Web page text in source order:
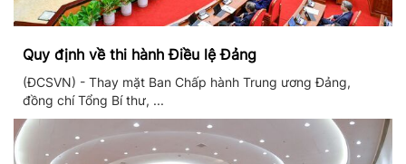
Quy định về thi hành Điều lệ Đảng
(ĐCSVN) - Thay mặt Ban Chấp hành Trung ương Đảng,
đồng chí Tổng Bí thư, ...